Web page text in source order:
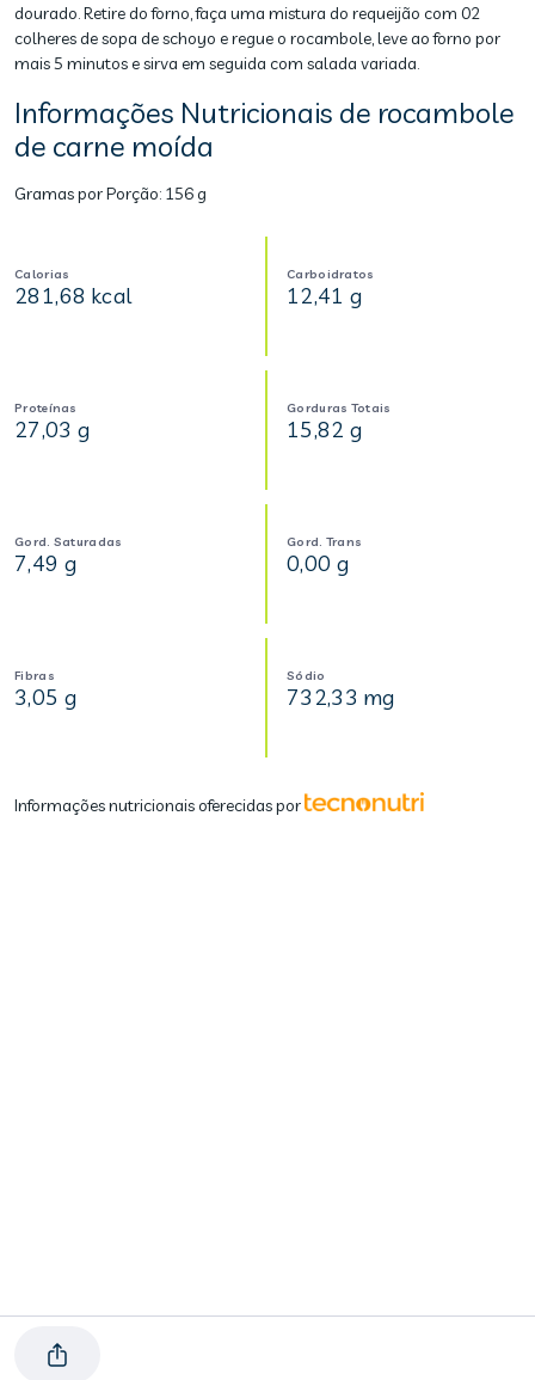
dourado. Retire do forno, faça uma mistura do requeijão com 02
colheres de sopa de schoyo e regue o rocambole, leve ao forno por
mais 5 minutos e sirva em seguida com salada variada.
Informações Nutricionais de rocambole
de carne moída
Gramas por Porção: 156 g
Calorias
281,68 kcal
Carboidratos
12,41 g
Proteínas
27,03 g
Gorduras Totais
15,82 g
Gord. Saturadas
7,49 g
Gord. Trans
0,00 g
Fibras
3,05 g
Sódio
732,33 mg
Informações nutricionais oferecidas por